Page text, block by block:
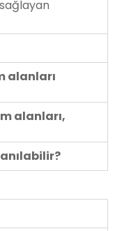
alanları
alanları,